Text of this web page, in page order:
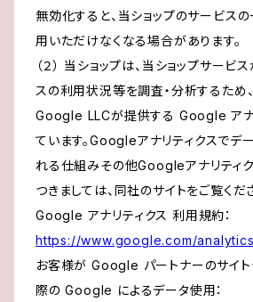
無効化すると、当ショップのサービス
用いただけなくなる場合があります。
（２） 当ショップは、当ショップサービ
スの利用状況等を調査・分析するため
Google LLCが提供する Google アナ
ています。Googleアナリティクスでデ
れる仕組みその他Googleアナリティ
つきましては、同社のサイトをご覧くだ
Google アナリティクス 利用規約：
https://www.google.com/
お客様が Google パートナーのサイト
際の Google によるデータ使用：